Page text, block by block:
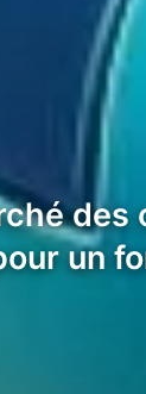
des
un